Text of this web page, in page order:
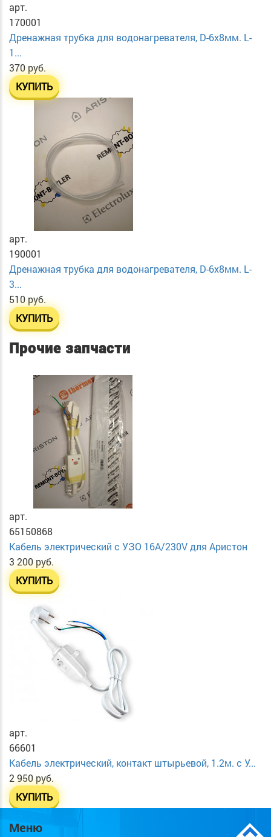
арт.
170001
Дренажная трубка для водонагревателя, D-6х8мм. L-
1...
370 руб.
КУПИТЬ
арт.
190001
Дренажная трубка для водонагревателя, D-6х8мм. L-
3...
510 руб.
КУПИТЬ
Прочие запчасти
арт.
65150868
Кабель электрический с УЗО 16А/230V для Аристон
3 200 руб.
КУПИТЬ
арт.
66601
Кабель электрический, контакт штырьевой, 1.2м. с У...
2 950 руб.
КУПИТЬ
Меню